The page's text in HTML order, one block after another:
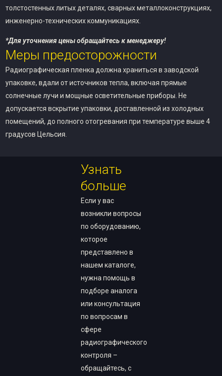
толстостенных литых деталях, сварных металлоконструкциях,
инженерно-технических коммуникациях.
*Для уточнения цены обращайтесь к менеджеру!
Меры предосторожности
Радиографическая пленка должна храниться в заводской
упаковке, вдали от источников тепла, включая прямые
солнечные лучи и мощные осветительные приборы. Не
допускается вскрытие упаковки, доставленной из холодных
помещений, до полного отогревания при температуре выше 4
градусов Цельсия.
Узнать
больше
Если у вас
возникли вопросы
по оборудованию,
которое
представлено в
нашем каталоге,
нужна помощь в
подборе аналога
или консультация
по вопросам в
сфере
радиографического
контроля –
обращайтесь, с